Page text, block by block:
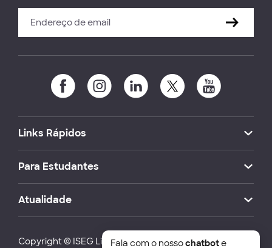
Links Rápidos
Para Estudantes
Atualidade
Copyright © ISEG Lisbon School of Economics and
Fala com o nossochatbote